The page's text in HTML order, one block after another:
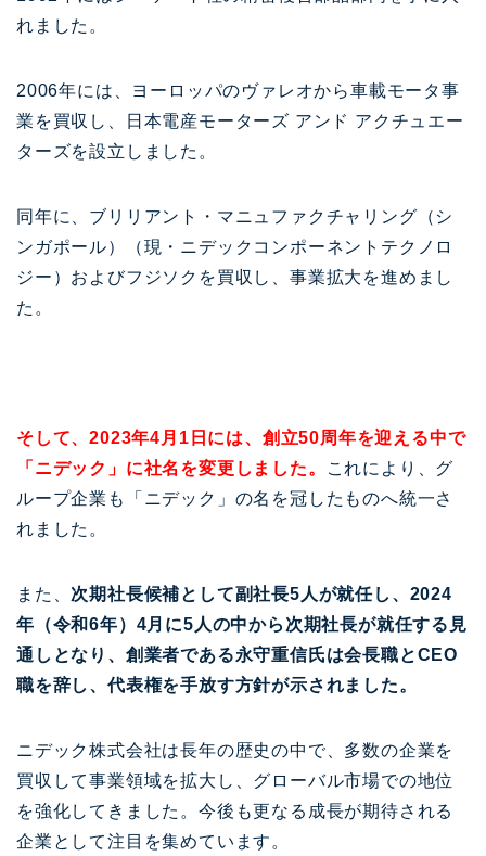
れました。
2006年には、ヨーロッパのヴァレオから車載モータ事
業を買収し、日本電産モーターズ アンド アクチュエー
ターズを設立しました。
同年に、ブリリアント・マニュファクチャリング（シ
ンガポール）（現・ニデックコンポーネントテクノロ
ジー）およびフジソクを買収し、事業拡大を進めまし
た。
そして、2023年4月1日には、創立50周年を迎える中で
「ニデック」に社名を変更しました。
これにより、グ
ループ企業も「ニデック」の名を冠したものへ統一さ
れました。
また、 次期社長候補として副社長5人が就任し、2024
年（令和6年）4月に5人の中から次期社長が就任する見
通しとなり、創業者である永守重信氏は会長職とCEO
職を辞し、代表権を手放す方針が示されました。
ニデック株式会社は長年の歴史の中で、多数の企業を
買収して事業領域を拡大し、グローバル市場での地位
を強化してきました。今後も更なる成長が期待される
企業として注目を集めています。